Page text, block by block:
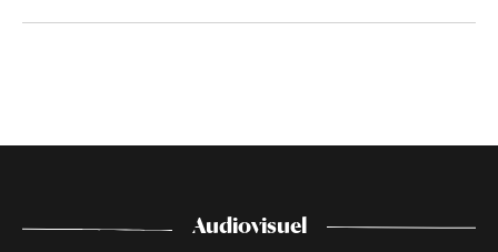
Audiovisuel